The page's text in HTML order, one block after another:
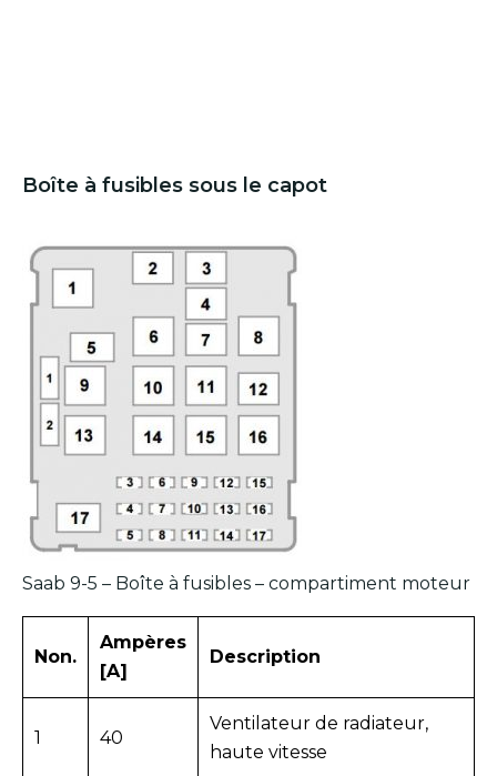
Boîte à fusibles sous le capot
Saab 9-5 – Boîte à fusibles – compartiment moteur
Non.
Ampères
[A]
Description
1 40
Ventilateur de radiateur,
haute vitesse